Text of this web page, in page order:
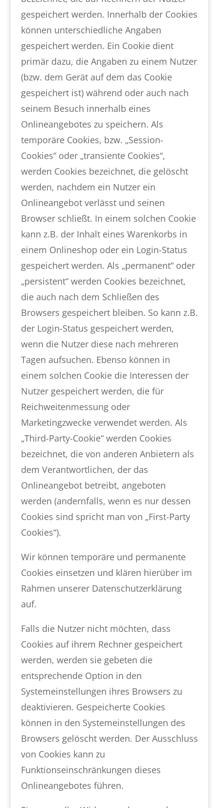
gespeichert werden. Innerhalb der Cookies
können unterschiedliche Angaben
gespeichert werden. Ein Cookie dient
primär dazu, die Angaben zu einem Nutzer
(bzw. dem Gerät auf dem das Cookie
gespeichert ist) während oder auch nach
seinem Besuch innerhalb eines
Onlineangebotes zu speichern. Als
temporäre Cookies, bzw. „Session-
Cookies“ oder „transiente Cookies“,
werden Cookies bezeichnet, die gelöscht
werden, nachdem ein Nutzer ein
Onlineangebot verlässt und seinen
Browser schließt. In einem solchen Cookie
kann z.B. der Inhalt eines Warenkorbs in
einem Onlineshop oder ein Login-Status
gespeichert werden. Als „permanent“ oder
„persistent“ werden Cookies bezeichnet,
die auch nach dem Schließen des
Browsers gespeichert bleiben. So kann z.B.
der Login-Status gespeichert werden,
wenn die Nutzer diese nach mehreren
Tagen aufsuchen. Ebenso können in
einem solchen Cookie die Interessen der
Nutzer gespeichert werden, die für
Reichweitenmessung oder
Marketingzwecke verwendet werden. Als
„Third-Party-Cookie“ werden Cookies
bezeichnet, die von anderen Anbietern als
dem Verantwortlichen, der das
Onlineangebot betreibt, angeboten
werden (andernfalls, wenn es nur dessen
Cookies sind spricht man von „First-Party
Cookies“).
Wir können temporäre und permanente
Cookies einsetzen und klären hierüber im
Rahmen unserer Datenschutzerklärung
auf.
Falls die Nutzer nicht möchten, dass
Cookies auf ihrem Rechner gespeichert
werden, werden sie gebeten die
entsprechende Option in den
Systemeinstellungen ihres Browsers zu
deaktivieren. Gespeicherte Cookies
können in den Systemeinstellungen des
Browsers gelöscht werden. Der Ausschluss
von Cookies kann zu
Funktionseinschränkungen dieses
Onlineangebotes führen.